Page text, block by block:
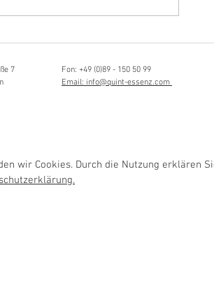
7
Fon: +49 (0)89 - 150 50 99
Email: info@quint-essenz.com
wir Cookies. Durch die Nutzung erklären